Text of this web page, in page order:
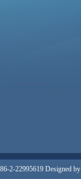
2-22995619 Designed by